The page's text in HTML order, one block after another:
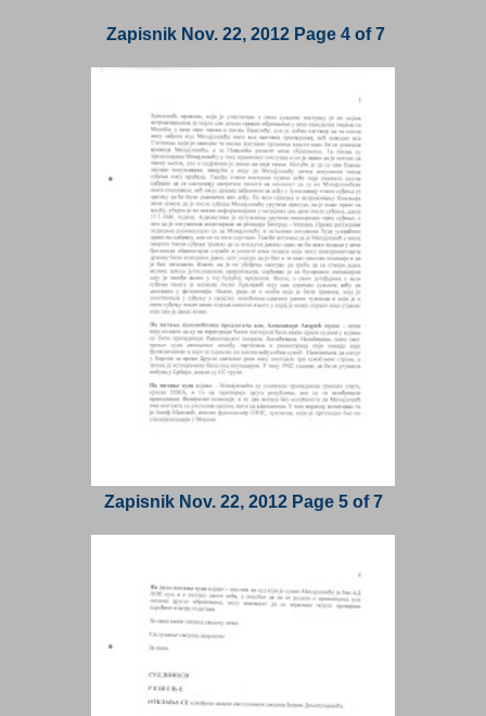
Zapisnik Nov. 22, 2012 Page 4 of 7
Zapisnik Nov. 22, 2012 Page 5 of 7